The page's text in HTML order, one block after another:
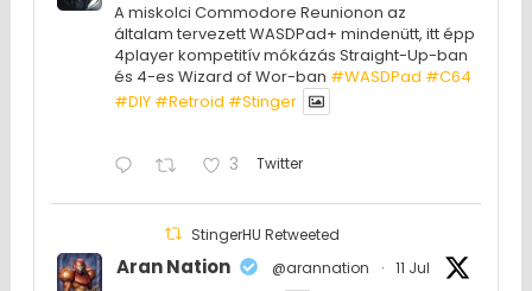
A miskolci Commodore Reunionon az
általam tervezett WASDPad+ mindenütt, itt épp
4player kompetitív mókázás Straight-Up-ban
és 4-es Wizard of Wor-ban #WASDPad #C64
#DIY #Retroid #Stinger
3 Twitter
StingerHU Retweeted
Aran Nation @arannation · 11 Jul